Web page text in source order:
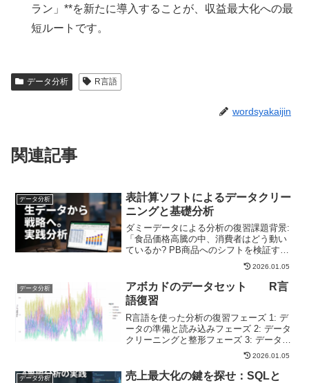
ラン」**を新たに導入することが、収益最大化への最
短ルートです。
データ分析 R言語
wordsyakaijin
関連記事
データ分析
表計算ソフトによるデータクリー
ニングと基礎分析
ダミーデータによる分析の復習課題背景:
「食品価格高騰の中、消費者はどう動い
ているか? PB商品へのシフトを検証す
る」使用データとプロセス:取得した生デ
ータには不要な空白が含まれていたた
め、TRIM関数で正規化を実施 商品マス
タとVLOOK...
2026.01.05
データ分析
アボカドのデータセット R言
語復習
R言語を使った分析の復習フェーズ 1: デ
ータの準備と読み込みフェーズ 2: データ
クリーニングと整形フェーズ 3: データ集
計と加工 (dplyr)フェーズ 4: ビジュアライ
ゼーション (ggplot2)R言語のコンソール
ペインをそのま...
2026.01.05
データ分析
売上最大化の鍵を探せ：SQLと